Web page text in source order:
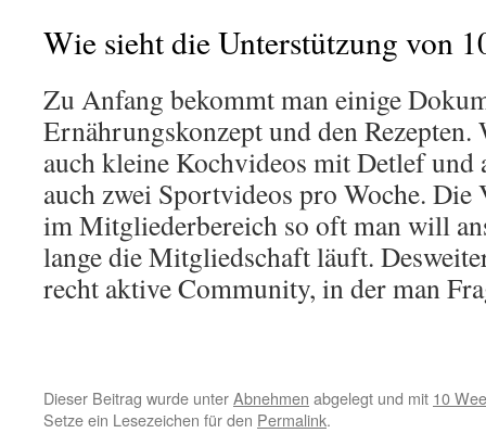
Wie sieht die Unterstützung von
Zu Anfang bekommt man einige
Ernährungskonzept und den
auch kleine Kochvideos mit Detlef und
auch zwei Sportvideos pro Woche. Die
im Mitgliederbereich so oft man will
lange die Mitgliedschaft läuft.
recht aktive Community, in der man
Dieser Beitrag wurde unterAbnehmen abgelegt und mit 10
Setze ein Lesezeichen für den Permalink.